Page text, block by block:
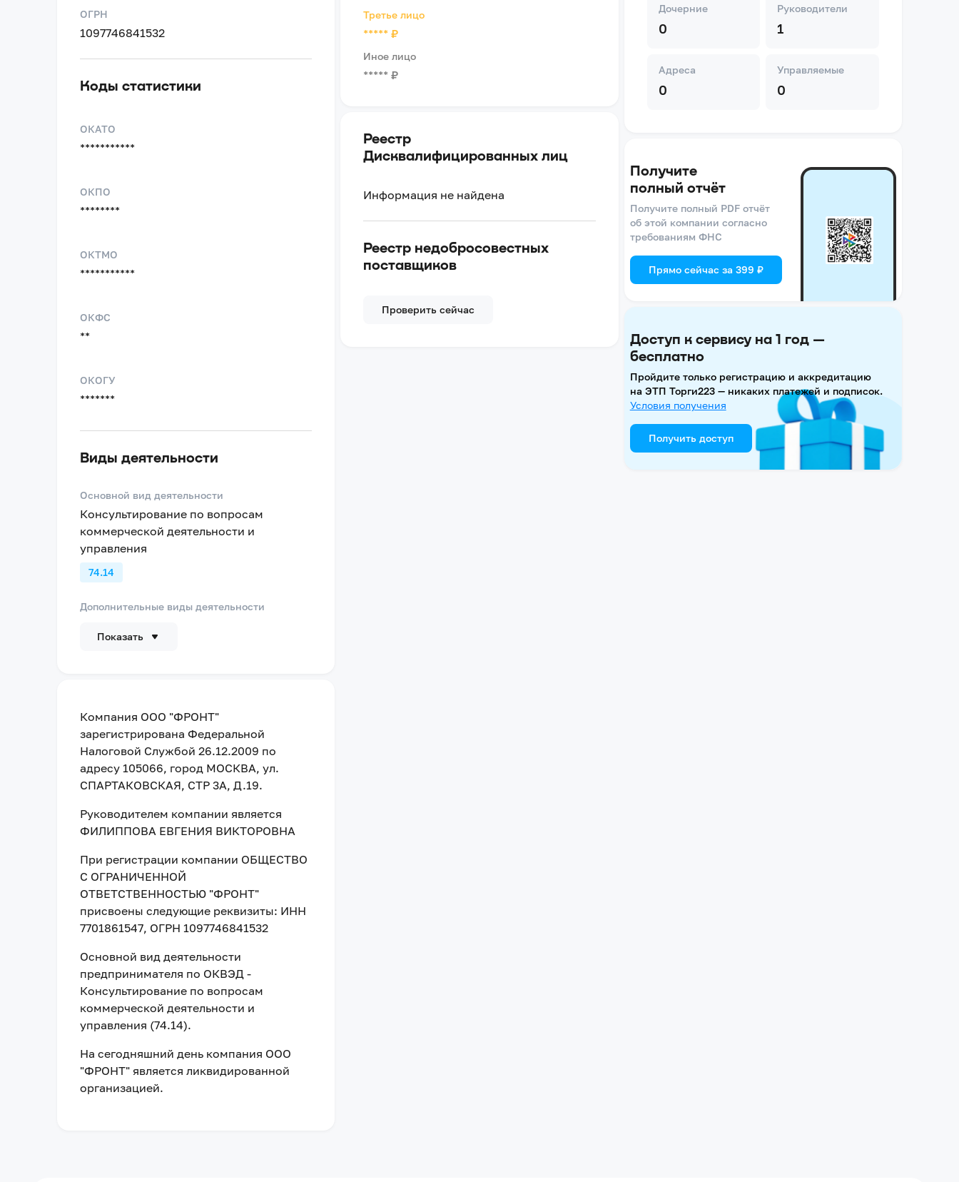
ОГРН
1097746841532
Коды статистики
ОКАТО
***********
ОКПО
********
ОКТМО
***********
ОКФС
**
ОКОГУ
*******
Виды деятельности
Основной вид деятельности
Консультирование по вопросам
коммерческой деятельности и
управления
74.14
Дополнительные виды деятельности
Показать
Компания ООО "ФРОНТ"
зарегистрирована Федеральной
Налоговой Службой 26.12.2009 по
адресу 105066, город МОСКВА, ул.
СПАРТАКОВСКАЯ, СТР 3А, Д.19.
Руководителем компании является
ФИЛИППОВА ЕВГЕНИЯ ВИКТОРОВНА
При регистрации компании ОБЩЕСТВО
С ОГРАНИЧЕННОЙ
ОТВЕТСТВЕННОСТЬЮ "ФРОНТ"
присвоены следующие реквизиты: ИНН
7701861547, ОГРН 1097746841532
Основной вид деятельности
предпринимателя по ОКВЭД -
Консультирование по вопросам
коммерческой деятельности и
управления (74.14).
На сегодняшний день компания ООО
"ФРОНТ" является ликвидированной
организацией.
Третье лицо
***** ₽
Иное лицо
***** ₽
Реестр
Дисквалифицированных лиц
Информация не найдена
Реестр недобросовестных
поставщиков
Проверить сейчас
Дочерние
0
Руководители
1
Адреса
0
Управляемые
0
Получите
полный отчёт
Получите полный PDF отчёт
об этой компании согласно
требованиям ФНС
Прямо сейчас за 399 ₽
Доступ к сервису на 1 год —
бесплатно
Пройдите только регистрацию и аккредитацию
на ЭТП Торги223 — никаких платежей и подписок.
Условия получения
Получить доступ